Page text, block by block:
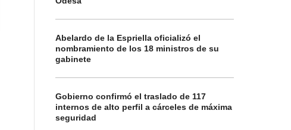
Abelardo de la Espriella oficializó el
nombramiento de los 18 ministros de su
gabinete
Gobierno confirmó el traslado de 117
internos de alto perfil a cárceles de máxima
seguridad